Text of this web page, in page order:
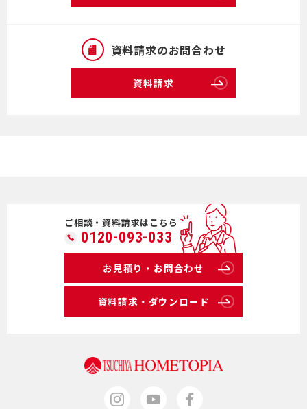
資料請求のお問合わせ
資料請求
ご相談・資料請求はこちら
0120-093-033
お見積り・お問合わせ
資料請求・ダウンロード